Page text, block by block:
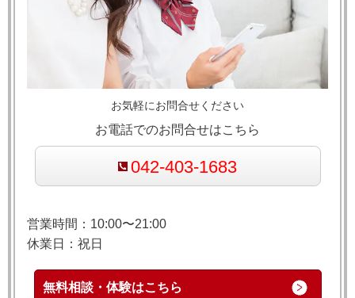
お気軽にお問合せください
お電話でのお問合せはこちら
042-403-1683
営業時間：10:00〜21:00
休業日：祝日
無料相談・体験はこちら